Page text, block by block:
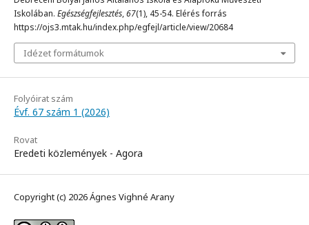
Iskolában. Egészségfejlesztés,67(1), 45-54. Elérés forrás
https://ojs3.mtak.hu/index.php/egfejl/article/view/20684
Idézet formátumok
Folyóirat szám
Évf. 67 szám 1 (2026)
Rovat
Eredeti közlemények - Agora
Copyright (c) 2026 Ágnes Vighné Arany